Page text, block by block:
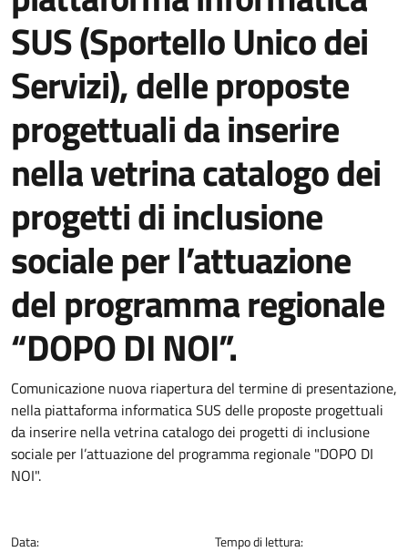
SUS (Sportello Unico dei
Servizi), delle proposte
progettuali da inserire
nella vetrina catalogo dei
progetti di inclusione
sociale per l’attuazione
del programma regionale
“DOPO DI NOI”.
Dettagli della notizia
Comunicazione nuova riapertura del termine di presentazione,
nella piattaforma informatica SUS delle proposte progettuali
da inserire nella vetrina catalogo dei progetti di inclusione
sociale per l’attuazione del programma regionale "DOPO DI
NOI".
Data:
Tempo di lettura: